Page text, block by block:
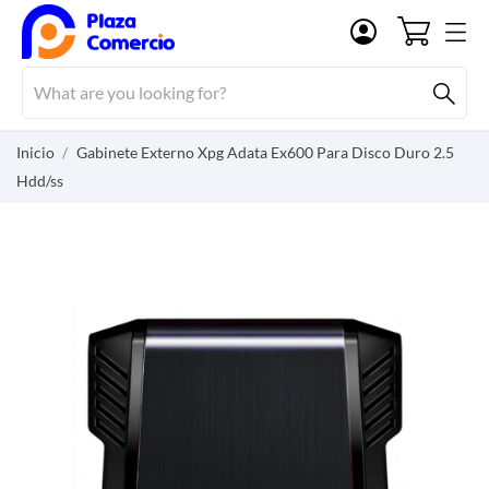
Inicio
Gabinete Externo Xpg Adata Ex600 Para Disco Duro 2.5
Hdd/ss